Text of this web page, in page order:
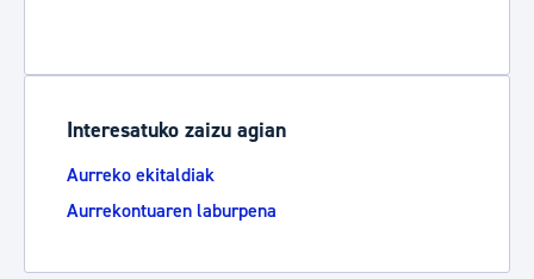
Interesatuko zaizu agian
Aurreko ekitaldiak
Aurrekontuaren laburpena